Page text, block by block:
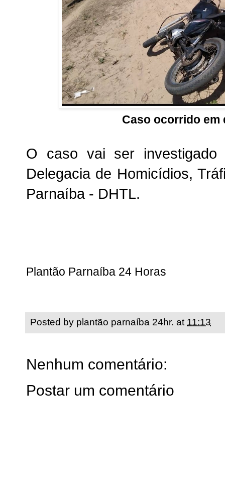
Caso ocorrido em
O caso vai ser
Delegacia de Homicídios,
Parnaíba - DHTL.
Plantão Parnaíba 24 Horas
Posted by plantão parnaíba 24hr. at 11:13
Nenhum comentário:
Postar um comentário